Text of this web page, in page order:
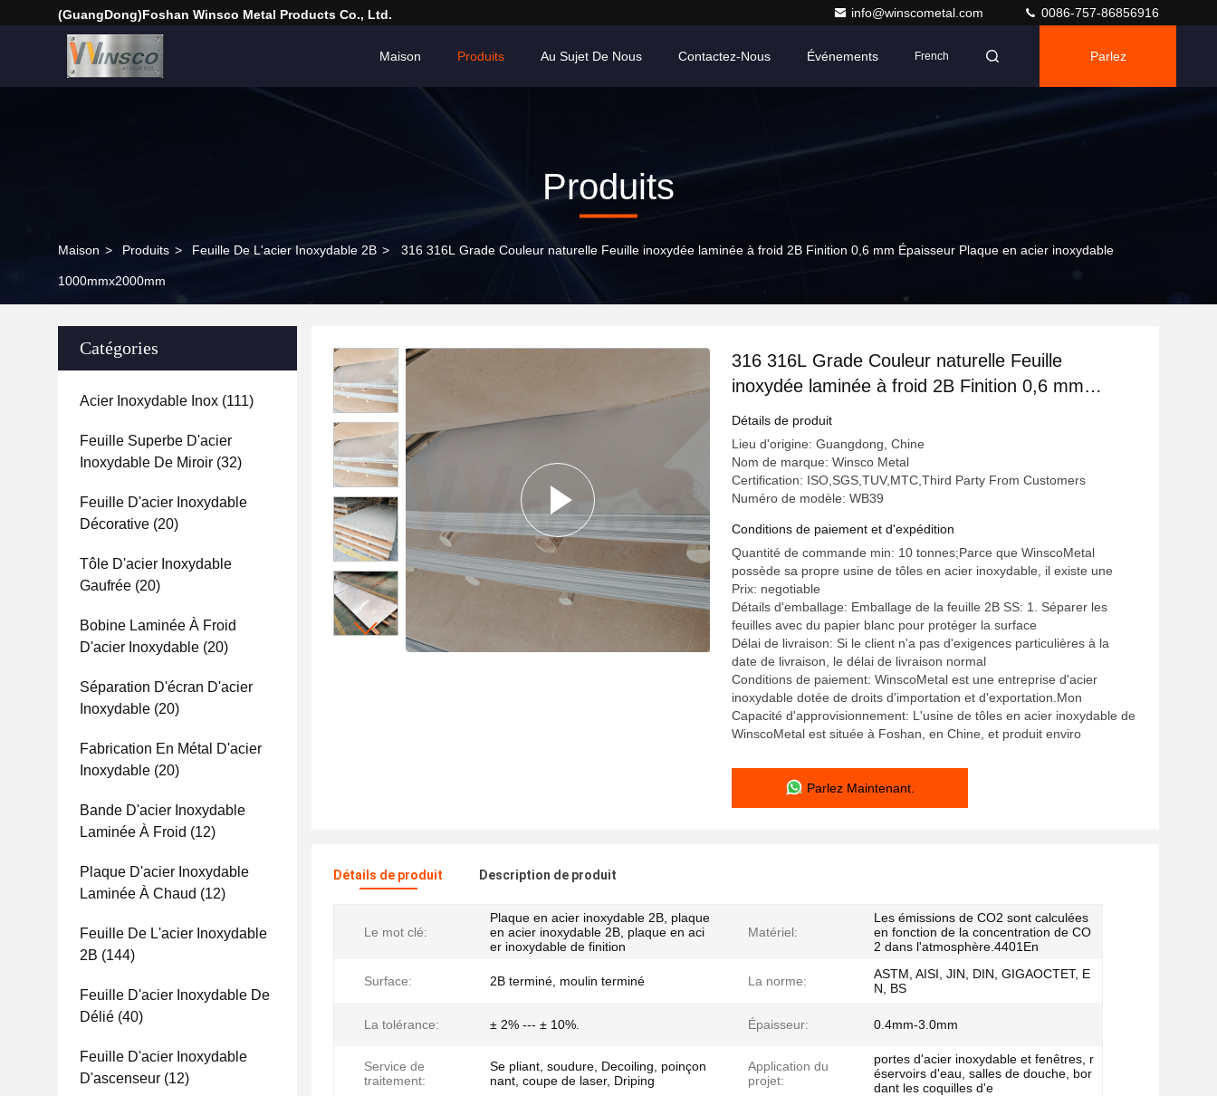
(GuangDong)Foshan Winsco Metal Products Co., Ltd. info@winscometal.com 0086-757-86856916
Maison Produits Au Sujet De Nous Contactez-Nous Événements French Parlez
Produits
Maison > Produits > Feuille De L'acier Inoxydable 2B > 316 316L Grade Couleur naturelle Feuille inoxydée laminée à froid 2B Finition 0,6 mm Épaisseur Plaque en acier inoxydable
1000mmx2000mm
Catégories
Acier Inoxydable Inox (111)
Feuille Superbe D'acier
Inoxydable De Miroir (32)
Feuille D'acier Inoxydable
Décorative (20)
Tôle D'acier Inoxydable
Gaufrée (20)
Bobine Laminée À Froid
D'acier Inoxydable (20)
Séparation D'écran D'acier
Inoxydable (20)
Fabrication En Métal D'acier
Inoxydable (20)
Bande D'acier Inoxydable
Laminée À Froid (12)
Plaque D'acier Inoxydable
Laminée À Chaud (12)
Feuille De L'acier Inoxydable
2B (144)
Feuille D'acier Inoxydable De
Délié (40)
Feuille D'acier Inoxydable
D'ascenseur (12)
316 316L Grade Couleur naturelle Feuille
inoxydée laminée à froid 2B Finition 0,6 mm
Épaisseur Plaque en acier inoxydable
1000mmx2000mm
Détails de produit
Lieu d'origine: Guangdong, Chine
Nom de marque: Winsco Metal
Certification: ISO,SGS,TUV,MTC,Third Party From Customers
Numéro de modèle: WB39
Conditions de paiement et d'expédition
Quantité de commande min: 10 tonnes;Parce que WinscoMetal
possède sa propre usine de tôles en acier inoxydable, il existe une
Prix: negotiable
Détails d'emballage: Emballage de la feuille 2B SS: 1. Séparer les
feuilles avec du papier blanc pour protéger la surface
Délai de livraison: Si le client n'a pas d'exigences particulières à la
date de livraison, le délai de livraison normal
Conditions de paiement: WinscoMetal est une entreprise d'acier
inoxydable dotée de droits d'importation et d'exportation.Mon
Capacité d'approvisionnement: L'usine de tôles en acier inoxydable de
WinscoMetal est située à Foshan, en Chine, et produit enviro
Parlez Maintenant.
Détails de produit Description de produit
Le mot clé:
Plaque en acier inoxydable 2B, plaque
en acier inoxydable 2B, plaque en aci
er inoxydable de finition
Matériel:
Les émissions de CO2 sont calculées
en fonction de la concentration de CO
2 dans l'atmosphère.4401En
Surface: 2B terminé, moulin terminé La norme:
ASTM, AISI, JIN, DIN, GIGAOCTET, E
N, BS
La tolérance: ± 2% --- ± 10%. Épaisseur: 0.4mm-3.0mm
Service de
traitement:
Se pliant, soudure, Decoiling, poinçon
nant, coupe de laser, Driping
Application du
projet:
portes d'acier inoxydable et fenêtres, r
éservoirs d'eau, salles de douche, bor
dant les coquilles d'e